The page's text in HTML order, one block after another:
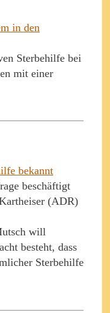
in den
Sterbehilfe bei
mit einer
bekannt
beschäftigt
(ADR)
will
besteht, dass
Sterbehilfe